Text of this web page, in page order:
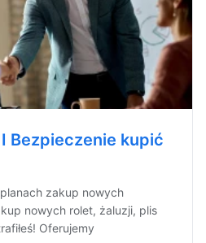
Bezpieczenie kupić
zakup nowych
nowych rolet, żaluzji, plis
Oferujemy